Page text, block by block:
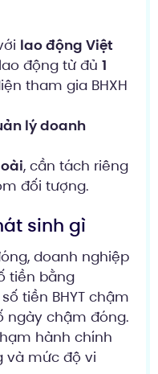
lao động Việt
động từ đủ 1
tham gia BHXH
lý doanh
, cần tách riêng
đối tượng.
sinh gì
doanh nghiệp
tiền bằng
tiền BHYT chậm
ngày chậm đóng.
hành chính
và mức độ vi